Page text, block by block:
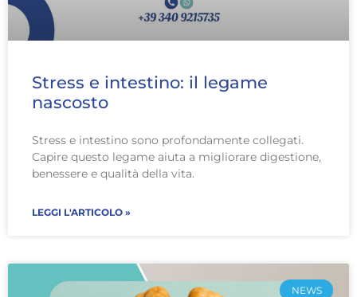
Stress e intestino: il legame
nascosto
Stress e intestino sono profondamente collegati.
Capire questo legame aiuta a migliorare digestione,
benessere e qualità della vita.
LEGGI L'ARTICOLO »
NEWS